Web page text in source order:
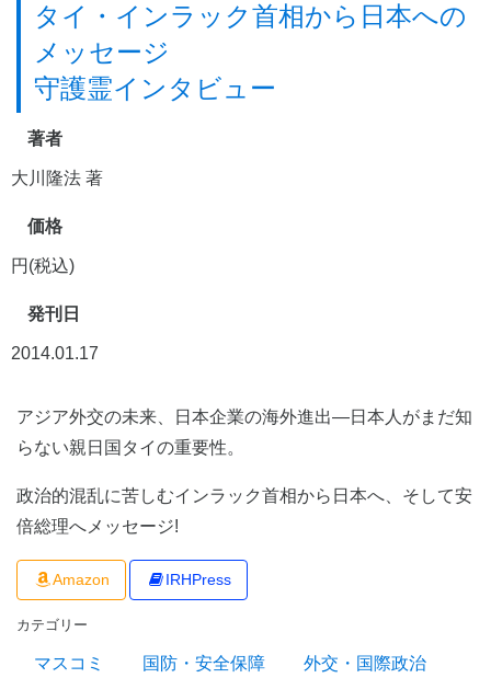
タイ・インラック首相から日本への
メッセージ
守護霊インタビュー
著者
大川隆法 著
価格
円(税込)
発刊日
2014.01.17
アジア外交の未来、日本企業の海外進出―日本人がまだ知
らない親日国タイの重要性。
政治的混乱に苦しむインラック首相から日本へ、そして安
倍総理へメッセージ!
Amazon IRHPress
カテゴリー
マスコミ 国防・安全保障 外交・国際政治